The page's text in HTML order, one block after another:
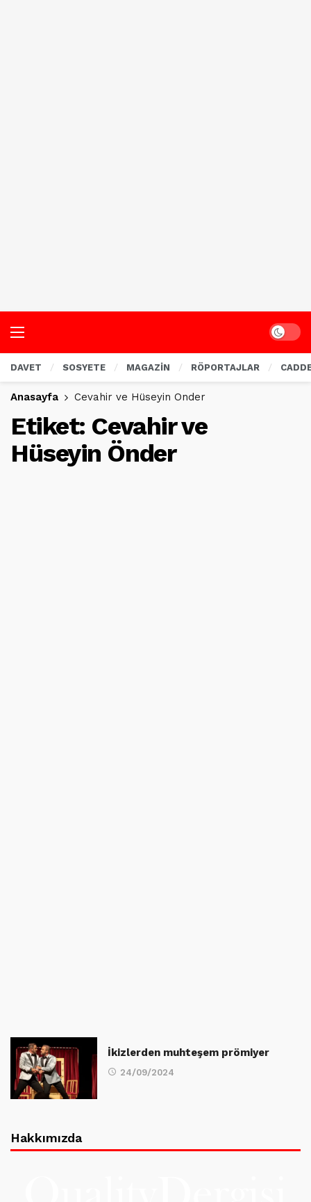
Dark
DAVET SOSYETE MAGAZİN RÖPORTAJLAR
Anasayfa Cevahir ve Hüseyin Önder
Etiket: Cevahir ve
Hüseyin Önder
İkizlerden muhteşem prömiyer
24/09/2024
Hakkımızda